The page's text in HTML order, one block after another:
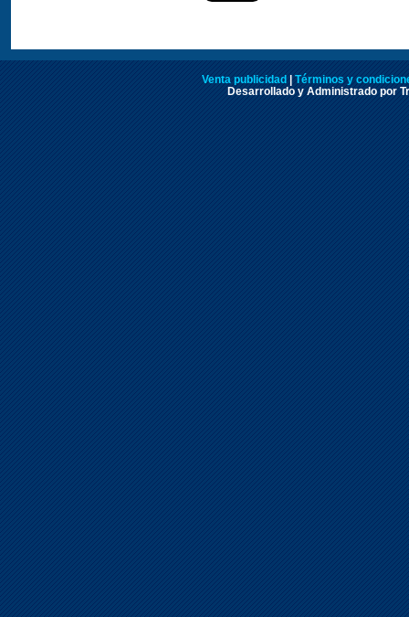
Venta publicidad | Términos y
Desarrollado y Administrado por